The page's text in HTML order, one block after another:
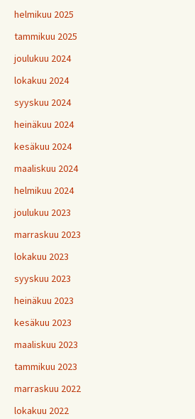
helmikuu 2025
tammikuu 2025
joulukuu 2024
lokakuu 2024
syyskuu 2024
heinäkuu 2024
kesäkuu 2024
maaliskuu 2024
helmikuu 2024
joulukuu 2023
marraskuu 2023
lokakuu 2023
syyskuu 2023
heinäkuu 2023
kesäkuu 2023
maaliskuu 2023
tammikuu 2023
marraskuu 2022
lokakuu 2022